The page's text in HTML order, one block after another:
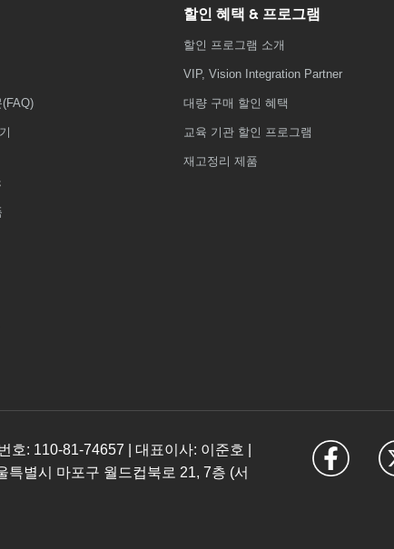
할인 혜택 & 프로그램
할인 프로그램 소개
VIP, Vision Integration Partner
대량 구매 할인 혜택
교육 기관 할인 프로그램
재고정리 제품
: 110-81-74657 | 대표이사: 이준호 |
별시 마포구 월드컵북로 21, 7층 (서